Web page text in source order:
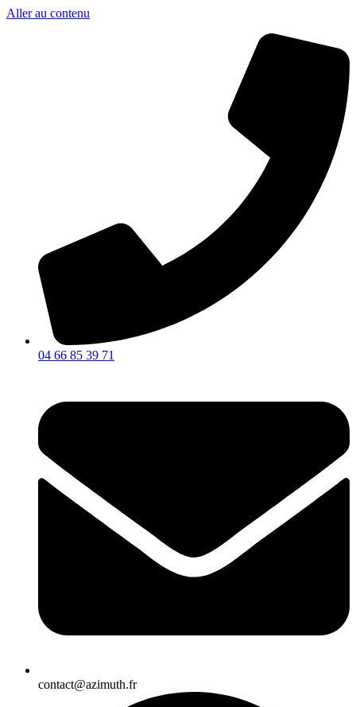
Aller au contenu
04 66 85 39 71
contact@azimuth.fr